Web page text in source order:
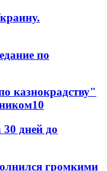
по
казнокрадству"
10
дней до
громкими